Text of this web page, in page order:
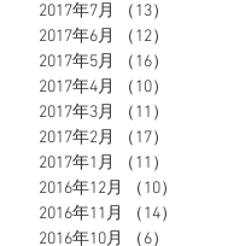
2017年7月
（13）
2017年6月
（12）
2017年5月
（16）
2017年4月
（10）
2017年3月
（11）
2017年2月
（17）
2017年1月
（11）
2016年12月
（10）
2016年11月
（14）
2016年10月
（6）